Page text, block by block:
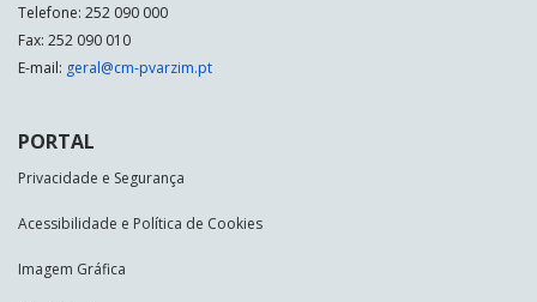
Telefone: 252 090 000
Fax: 252 090 010
E-mail: geral@cm-pvarzim.pt
PORTAL
Privacidade e Segurança
Acessibilidade e Política de Cookies
Imagem Gráfica